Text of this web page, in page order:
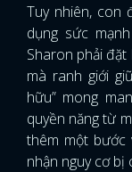
Tuy nhiên, con
dụng sức
Sharon phải đặt
mà ranh giới
hữu” mong
quyền năng từ
thêm một bước
nhận nguy cơ bị